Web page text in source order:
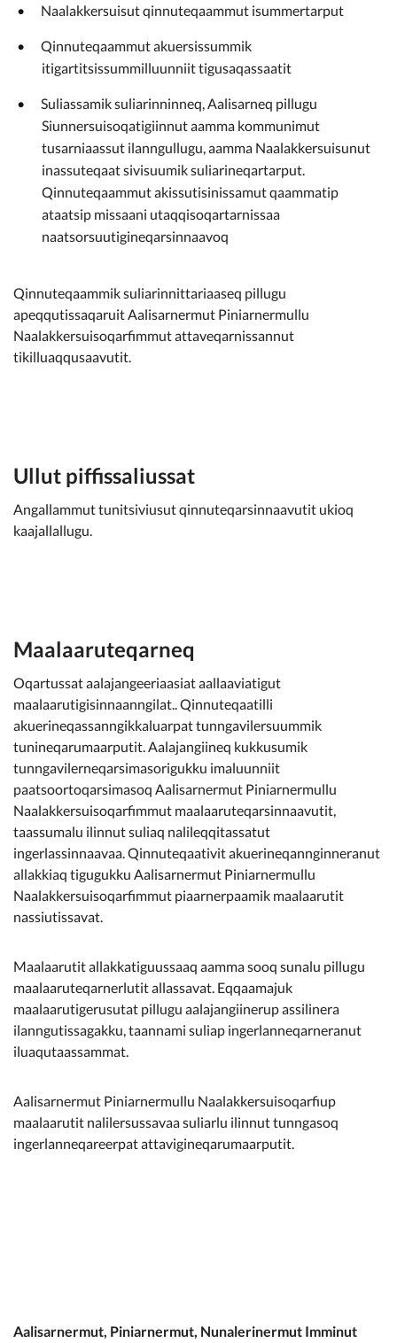
Naalakkersuisut qinnuteqaammut isummertarput
Qinnuteqaammut akuersissummik
itigartitsissummilluunniit tigusaqassaatit
Suliassamik suliarinninneq, Aalisarneq pillugu
Siunnersuisoqatigiinnut aamma kommunimut
tusarniaassut ilanngullugu, aamma Naalakkersuisunut
inassuteqaat sivisuumik suliarineqartarput.
Qinnuteqaammut akissutisinissamut qaammatip
ataatsip missaani utaqqisoqartarnissaa
naatsorsuutigineqarsinnaavoq
Qinnuteqaammik suliarinnittariaaseq pillugu
apeqqutissaqaruit Aalisarnermut Piniarnermullu
Naalakkersuisoqarfimmut attaveqarnissannut
tikilluaqqusaavutit.
Ullut piffissaliussat
Angallammut tunitsiviusut qinnuteqarsinnaavutit ukioq
kaajallallugu.
Maalaaruteqarneq
Oqartussat aalajangeeriaasiat aallaaviatigut
maalaarutigisinnaanngilat.. Qinnuteqaatilli
akuerineqassanngikkaluarpat tunngavilersuummik
tunineqarumaarputit. Aalajangiineq kukkusumik
tunngavilerneqarsimasorigukku imaluunniit
paatsoortoqarsimasoq Aalisarnermut Piniarnermullu
Naalakkersuisoqarfimmut maalaaruteqarsinnaavutit,
taassumalu ilinnut suliaq nalileqqitassatut
ingerlassinnaavaa. Qinnuteqaativit akuerineqannginneranut
allakkiaq tigugukku Aalisarnermut Piniarnermullu
Naalakkersuisoqarfimmut piaarnerpaamik maalaarutit
nassiutissavat.
Maalaarutit allakkatiguussaaq aamma sooq sunalu pillugu
maalaaruteqarnerlutit allassavat. Eqqaamajuk
maalaarutigerusutat pillugu aalajangiinerup assilinera
ilanngutissagakku, taannami suliap ingerlanneqarneranut
iluaqutaassammat.
Aalisarnermut Piniarnermullu Naalakkersuisoqarfiup
maalaarutit nalilersussavaa suliarlu ilinnut tunngasoq
ingerlanneqareerpat attavigineqarumaarputit.
Aalisarnermut, Piniarnermut, Nunalerinermut Imminut